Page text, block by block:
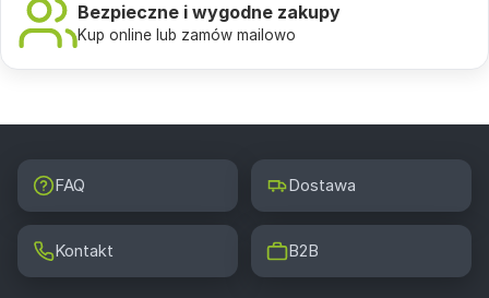
Bezpieczne i wygodne zakupy
Kup online lub zamów mailowo
FAQ Dostawa
Kontakt B2B